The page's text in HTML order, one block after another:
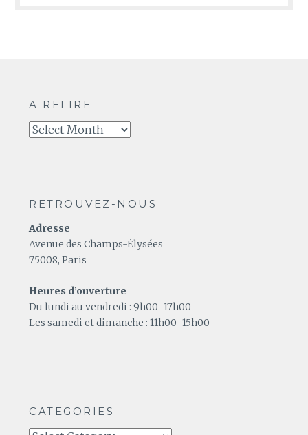
A RELIRE
A
RETROUVEZ-NOUS
Adresse
Avenue des Champs-Élysées
75008, Paris
Heures d’ouverture
Du lundi au vendredi : 9h00–17h00
Les samedi et dimanche : 11h00–15h00
CATEGORIES